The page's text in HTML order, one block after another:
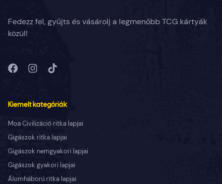
Fedezz fel, gyűjts és vásárolj a legmenőbb TCG kártyák
közül!
Kiemelt kategóriák
Moa Civilizáció ritka lapjai
Gigászok ritka lapjai
Gigászok nemgyakori lapjai
Gigászok gyakori lapjai
Álomháború ritka lapjai